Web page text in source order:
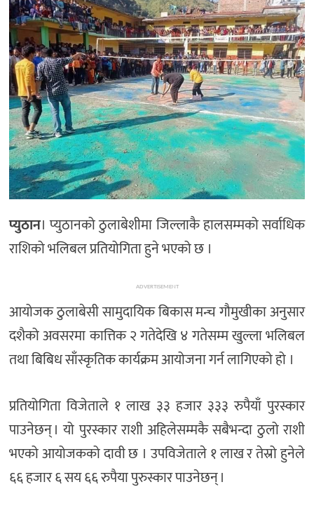
प्युठान। प्युठानको ठुलाबेशीमा जिल्लाकै हालसम्मको सर्वाधिक
राशिको भलिबल प्रतियोगिता हुने भएको छ ।
ADVERTISEMENT
आयोजक ठुलाबेसी सामुदायिक बिकास मन्च गौमुखीका अनुसार
दशैको अवसरमा कात्तिक २ गतेदेखि ४ गतेसम्म खुल्ला भलिबल
तथा बिबिध साँस्कृतिक कार्यक्रम आयोजना गर्न लागिएको हो ।
प्रतियोगिता विजेताले १ लाख ३३ हजार ३३३ रुपैयाँ पुरस्कार
पाउनेछन् । यो पुरस्कार राशी अहिलेसम्मकै सबैभन्दा ठुलो राशी
भएको आयोजकको दावी छ । उपविजेताले १ लाख र तेस्रो हुनेले
६६ हजार ६ सय ६६ रुपैया पुरुस्कार पाउनेछन् ।